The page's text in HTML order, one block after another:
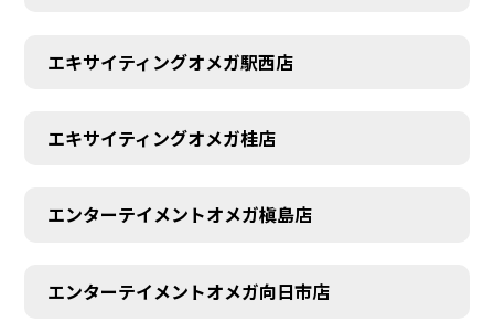
エキサイティングオメガ駅西店
エキサイティングオメガ桂店
エンターテイメントオメガ槇島店
エンターテイメントオメガ向日市店